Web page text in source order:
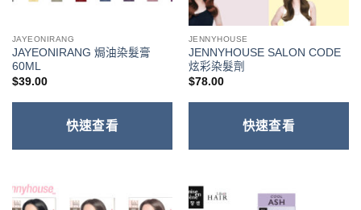
JAYEONIRANG
JAYEONIRANG 焗油染髮膏
60ML
$39.00
快速查看
JENNYHOUSE
JENNYHOUSE SALON CODE
炫彩染髮劑
$78.00
快速查看